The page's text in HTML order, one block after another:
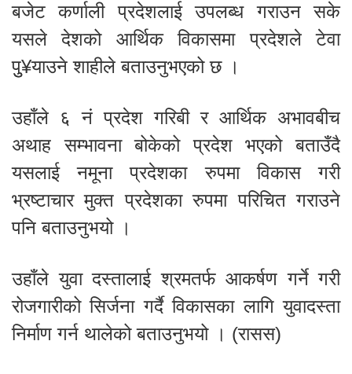
बजेट कर्णाली प्रदेशलाई उपलब्ध गराउन सके
यसले देशको आर्थिक विकासमा प्रदेशले टेवा
पुु¥याउने शाहीले बताउनुभएको छ ।
उहाँले ६ नं प्रदेश गरिबी र आर्थिक अभावबीच
अथाह सम्भावना बोकेको प्रदेश भएको बताउँदै
यसलाई नमूना प्रदेशका रुपमा विकास गरी
भ्रष्टाचार मुक्त प्रदेशका रुपमा परिचित गराउने
पनि बताउनुभयो ।
उहाँले युवा दस्तालाई श्रमतर्फ आकर्षण गर्ने गरी
रोजगारीको सिर्जना गर्दै विकासका लागि युवादस्ता
निर्माण गर्न थालेको बताउनुभयो । (रासस)